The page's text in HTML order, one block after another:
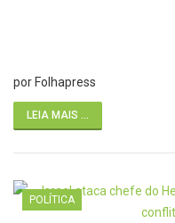
por Folhapress
LEIA MAIS ...
POLÍTICA